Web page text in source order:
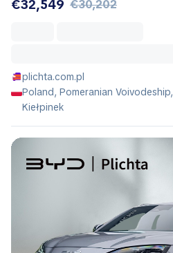
€32,549 €30,202
plichta.com.pl
Poland, Pomeranian
Kiełpinek